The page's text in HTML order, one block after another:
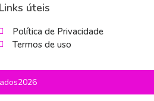
Links úteis
Política de Privacidade
Termos de uso